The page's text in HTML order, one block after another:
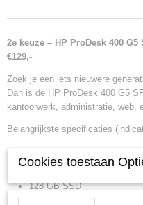
2e keuze – HP ProDesk 400
€129,-
Zoek je een iets nieuwere
Dan is de HP ProDesk 400 G5
kantoorwerk, administratie, web,
Belangrijkste specificaties
8GB DDR4 RAM
128 GB SSD
Cookies toestaan